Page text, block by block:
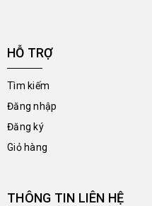
HỖ TRỢ
Tìm kiếm
Đăng nhập
Đăng ký
Giỏ hàng
THÔNG TIN LIÊN HỆ